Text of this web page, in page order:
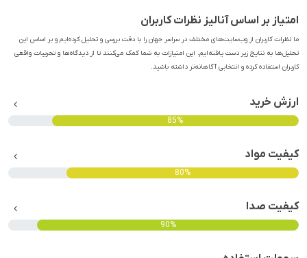
امتیاز بر اساس آنالیز نظرات کاربران
ما نظرات کاربران از وب‌سایت‌های مختلف در سراسر جهان را با دقت بررسی و تحلیل کرده‌ایم و بر اساس این
تحلیل‌ها به نتایج زیر دست یافته‌ایم. این امتیازات به شما کمک می‌کنند تا از دیدگاه‌ها و تجربیات واقعی
کاربران استفاده کرده و انتخابی آگاهانه‌تر داشته باشید.
ارزش خرید
85%
کیفیت مواد
80%
کیفیت صدا
90%